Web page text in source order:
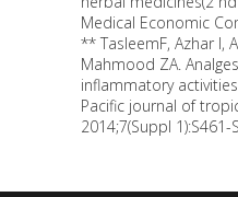
Medical Economic
** TasleemF, Azhar I,
Mahmood ZA.
inflammatory
Pacific journal of
2014;7(Suppl 1):S461-